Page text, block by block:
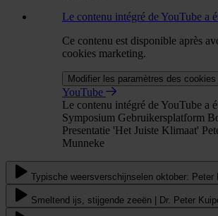
Le contenu intégré de YouTube a
Ce contenu est disponible après
cookies marketing.
Modifier les paramètres des cookies
YouTube
Le contenu intégré de YouTube a
Symposium Gebruikersplatform
Presentatie 'Het Juiste Klimaat'
Munneke
Typische weersverschijnselen oktober: Peter
Smeltend ijs, stijgende zeeën | Dr. Peter